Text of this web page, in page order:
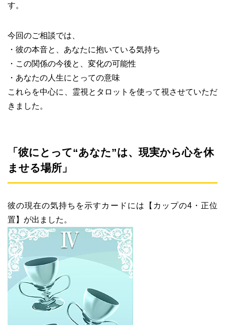
す。
今回のご相談では、
・彼の本音と、あなたに抱いている気持ち
・この関係の今後と、変化の可能性
・あなたの人生にとっての意味
これらを中心に、霊視とタロットを使って視させていただ
きました。
「彼にとって“あなた”は、現実から心を休
ませる場所」
彼の現在の気持ちを示すカードには【カップの4・正位
置】が出ました。